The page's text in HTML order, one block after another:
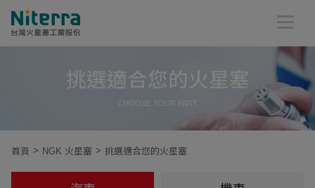
挑選適合您的火星塞
CHOOSE YOUR PART
首頁 NGK 火星塞 挑選適合您的火星塞